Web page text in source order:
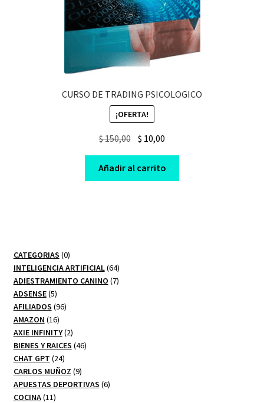
CURSO DE TRADING PSICOLOGICO
¡OFERTA!
$150,00 Original
was:
$ 150,00.
$ 10,00
is:
$ 10,00.
Añadir al carrito
CATEGORIAS 00
productos
INTELIGENCIA ARTIFICIAL 6464
productos
ADIESTRAMIENTO CANINO 77
ADSENSE 55
productos
AFILIADOS 9696
AMAZON 1616
productos
AXIE INFINITY 22
productos
BIENES Y RAICES 4646
CHAT GPT 2424
productos
CARLOS MUÑOZ 99
productos
APUESTAS DEPORTIVAS 66
COCINA 1111